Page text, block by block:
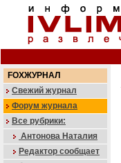
FOXЖУРНАЛ
Свежий журнал
Форум журнала
Все рубрики:
Антонова Наталия
Редактор сообщает